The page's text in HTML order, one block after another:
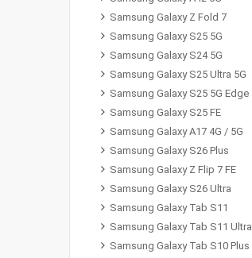
Samsung Galaxy Z Fold 7
Samsung Galaxy S25 5G
Samsung Galaxy S24 5G
Samsung Galaxy S25 Ultra 5G
Samsung Galaxy S25 5G Edge
Samsung Galaxy S25 FE
Samsung Galaxy A17 4G / 5G
Samsung Galaxy S26 Plus
Samsung Galaxy Z Flip 7 FE
Samsung Galaxy S26 Ultra
Samsung Galaxy Tab S11
Samsung Galaxy Tab S11 Ultra
Samsung Galaxy Tab S10 Plus